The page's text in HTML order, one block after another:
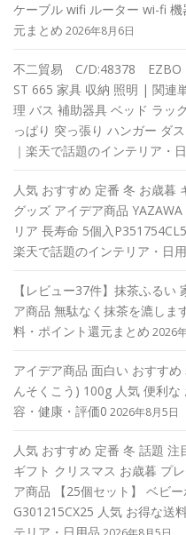
ケーブル wifi ルーター wi-fi
元まとめ 2026年8月6日
不二貿易 C/D:48378
ST 665 家具 収納 照明 | 関連
理 バス 補助器具 ベッド ラッ
っぱり 突っ張り ハンガー ダ
｜楽天で話題のインテリア・
人気 おすすめ 定番 冬 お歳暮
グッズ アイデア商品
リア 長寿命 5個入
楽天で話題のインテリア・日
【レビュー37件】抹茶ふる
ア商品 無駄なく抹茶を漉しま
料・ポイント還元まとめ 2026
アイデア商品 面白い おすす
んそくこう) 100g 人気 便利
容・健康・評価0 2026年8月5日
人気 おすすめ 定番 冬 話題
ギフト クリスマス お歳暮 プ
ア商品 【25個セット】 ベビ
G301215CX25 人気 お得な送